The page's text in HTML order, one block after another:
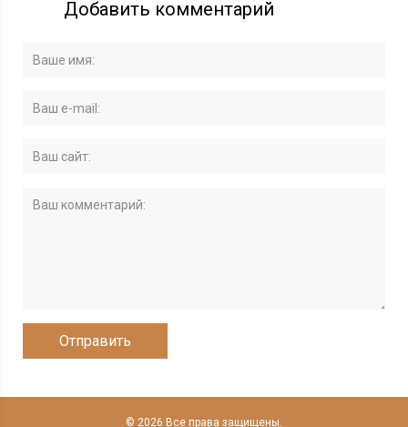
Добавить комментарий
© 2026 Все права защищены.